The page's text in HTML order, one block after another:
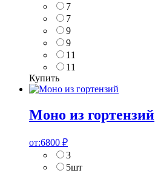
7
7
9
9
11
11
Купить
Моно из гортензий
от:6800 ₽
3
5шт